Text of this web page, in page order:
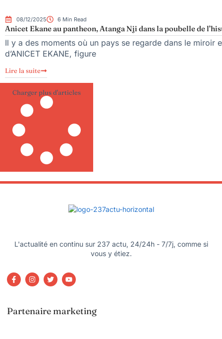
08/12/2025 6 Min Read
Anicet Ekane au pantheon, Atanga Nji dans la poubelle de
Il y a des moments où un pays se regarde dans le miroir
d’ANICET EKANE, figure
Lire la suite
Charger plus d'articles
L'actualité en continu sur 237 actu, 24/24h - 7/7j, comme si
vous y étiez.
Partenaire marketing